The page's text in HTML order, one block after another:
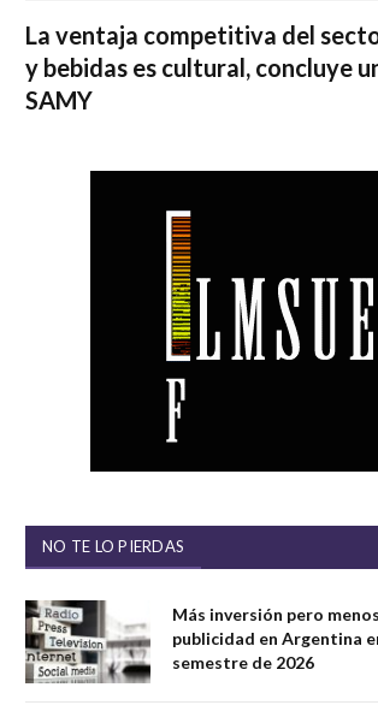
La ventaja competitiva del
y bebidas es cultural, concluye
SAMY
NO TE LO PIERDAS
Más inversión pero
publicidad en Argentina
semestre de 2026